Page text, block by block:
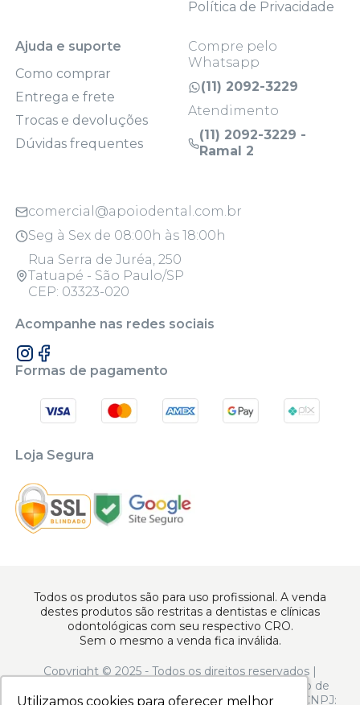
Utilizamos cookies para oferecer melhor
Utilizamos cookies para oferecer melhor
Política de Privacidade
Ajuda e suporte
Como comprar
Entrega e frete
Trocas e devoluções
Dúvidas frequentes
Compre pelo
Whatsapp
(11) 2092-3229
Atendimento
(11) 2092-3229 -
Ramal 2
comercial@apoiodental.com.br
Seg à Sex de 08:00h às 18:00h
Rua Serra de Juréa, 250
Tatuapé - São Paulo/SP
CEP: 03323-020
Acompanhe nas redes sociais
Formas de pagamento
Loja Segura
Todos os produtos são para uso profissional. A venda
destes produtos são restritas a dentistas e clínicas
odontológicas com seu respectivo CRO.
Sem o mesmo a venda fica inválida.
Copyright © 2025 - Todos os direitos reservados |
www.apoiodental.com.br | Apoio Dental Comércio de
Produtos e Equipamentos Odontológicos LTDA | CNPJ: